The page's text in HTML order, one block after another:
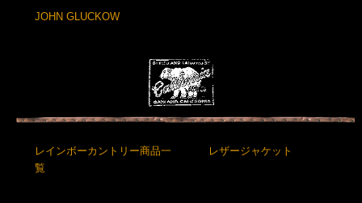
JOHN GLUCKOW
レインボーカントリー商品一
覧
レザージャケット